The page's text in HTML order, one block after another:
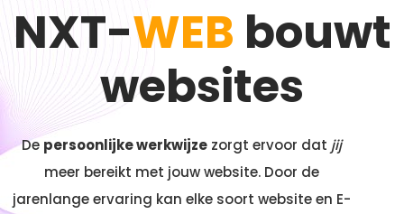
NXT-WEB bouwt
websites
De persoonlijke werkwijze zorgt ervoor dat jij
meer bereikt met jouw website. Door de
jarenlange ervaring kan elke soort website en E-